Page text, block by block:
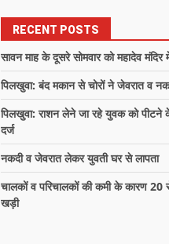
RECENT POSTS
सावन माह के दूसरे सोमवार को महादेव
पिलखुवा: बंद मकान से चोरों ने जेवरात व
पिलखुवा: राशन लेने जा रहे युवक को पीटने
दर्ज
नकदी व जेवरात लेकर युवती घर से लापता
चालकों व परिचालकों की कमी के कारण 20
खड़ी